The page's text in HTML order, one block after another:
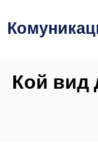
Кой вид